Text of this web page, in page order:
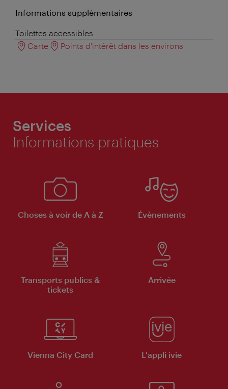
Informations supplémentaires
Toilettes accessibles
Carte
Points d'intérêt dans les environs
Services
Informations pratiques
Choses à voir de A à Z Évènements
Transports publics &
tickets
Arrivée
Vienna City Card L'appli ivie